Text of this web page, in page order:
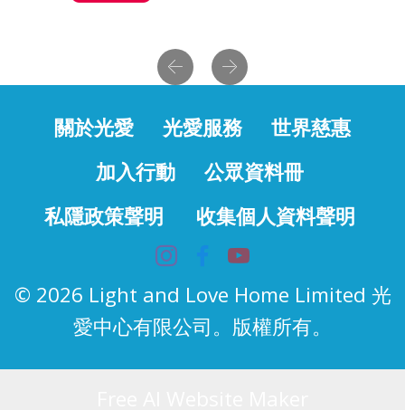
Previous Next
關於光愛 光愛服務
世界慈惠
加入行動
公眾資料冊
私隱政策聲明
收集個人資料聲明
愛中心有限公司。版權所有。